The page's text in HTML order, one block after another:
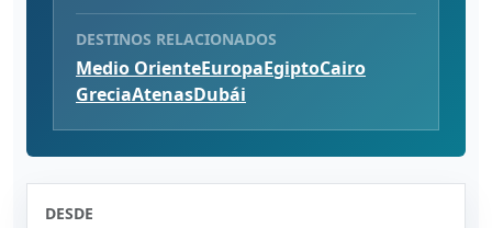
DESTINOS RELACIONADOS
Medio OrienteEuropaEgiptoCairo
GreciaAtenasDubái
DESDE